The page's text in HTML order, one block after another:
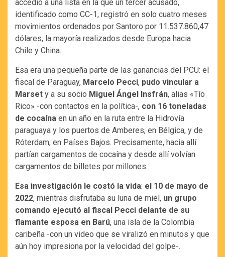
accedió a una lista en la que un tercer acusado,
identificado como CC-1, registró en solo cuatro meses
movimientos ordenados por Santoro por 11.537.860,47
dólares, la mayoría realizados desde Europa hacia
Chile y China.
Esa era una pequeña parte de las ganancias del PCU: el
fiscal de Paraguay, Marcelo Pecci, pudo vincular a
Marset y a su socio Miguel Ángel Insfrán, alias «Tío
Rico» -con contactos en la política-, con 16 toneladas
de cocaína en un año en la ruta entre la Hidrovía
paraguaya y los puertos de Amberes, en Bélgica, y de
Róterdam, en Países Bajos. Precisamente, hacia allí
partían cargamentos de cocaína y desde allí volvían
cargamentos de billetes por millones.
Esa investigación le costó la vida: el 10 de mayo de
2022, mientras disfrutaba su luna de miel, un grupo
comando ejecutó al fiscal Pecci delante de su
flamante esposa en Barú, una isla de la Colombia
caribeña -con un video que se viralizó en minutos y que
aún hoy impresiona por la velocidad del golpe-.